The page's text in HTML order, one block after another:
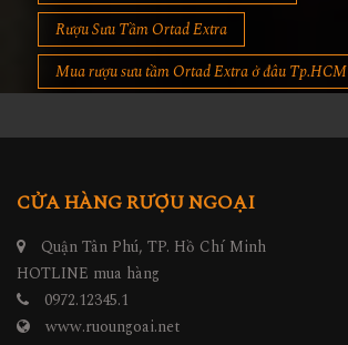
Rượu Sưu Tầm Ortad Extra
Mua rượu sưu tầm Ortad Extra ở đâu Tp.HCM
CỬA HÀNG RƯỢU NGOẠI
Quận Tân Phú, TP. Hồ Chí Minh
HOTLINE mua hàng
0972.12345.1
www.ruoungoai.net